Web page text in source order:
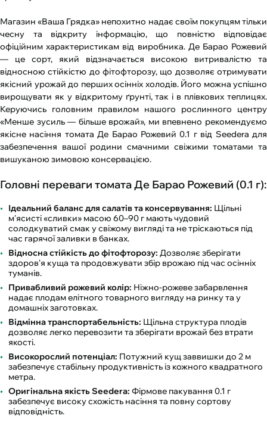
Магазин «Ваша Грядка» непохитно надає своїм покупцям тільки
чесну та відкриту інформацію, що повністю відповідає
офіційним характеристикам від виробника. Де Барао Рожевий
— це сорт, який відзначається високою витривалістю та
відносною стійкістю до фітофторозу, що дозволяє отримувати
якісний урожай до перших осінніх холодів. Його можна успішно
вирощувати як у відкритому ґрунті, так і в плівкових теплицях.
Керуючись головним правилом нашого рослинного центру
«Менше зусиль — більше врожай», ми впевнено рекомендуємо
якісне насіння томата Де Барао Рожевий 0.1 г від Seedera для
забезпечення вашої родини смачними свіжими томатами та
вишуканою зимовою консервацією.
Головні переваги томата Де Барао Рожевий (0.1 г):
Ідеальний баланс для салатів та консервування: Щільні
м'ясисті «сливки» масою 60–90 г мають чудовий
солодкуватий смак у свіжому вигляді та не тріскаються під
час гарячої заливки в банках.
Відносна стійкість до фітофторозу: Дозволяє зберігати
здоров'я куща та продовжувати збір врожаю під час осінніх
туманів.
Привабливий рожевий колір: Ніжно-рожеве забарвлення
надає плодам елітного товарного вигляду на ринку та у
домашніх заготовках.
Відмінна транспортабельність: Щільна структура плодів
дозволяє легко перевозити та зберігати врожай без втрати
якості.
Високорослий потенціал: Потужний кущ заввишки до 2 м
забезпечує стабільну продуктивність із кожного квадратного
метра.
Оригінальна якість Seedera: Фірмове пакування 0.1 г
забезпечує високу схожість насіння та повну сортову
відповідність.